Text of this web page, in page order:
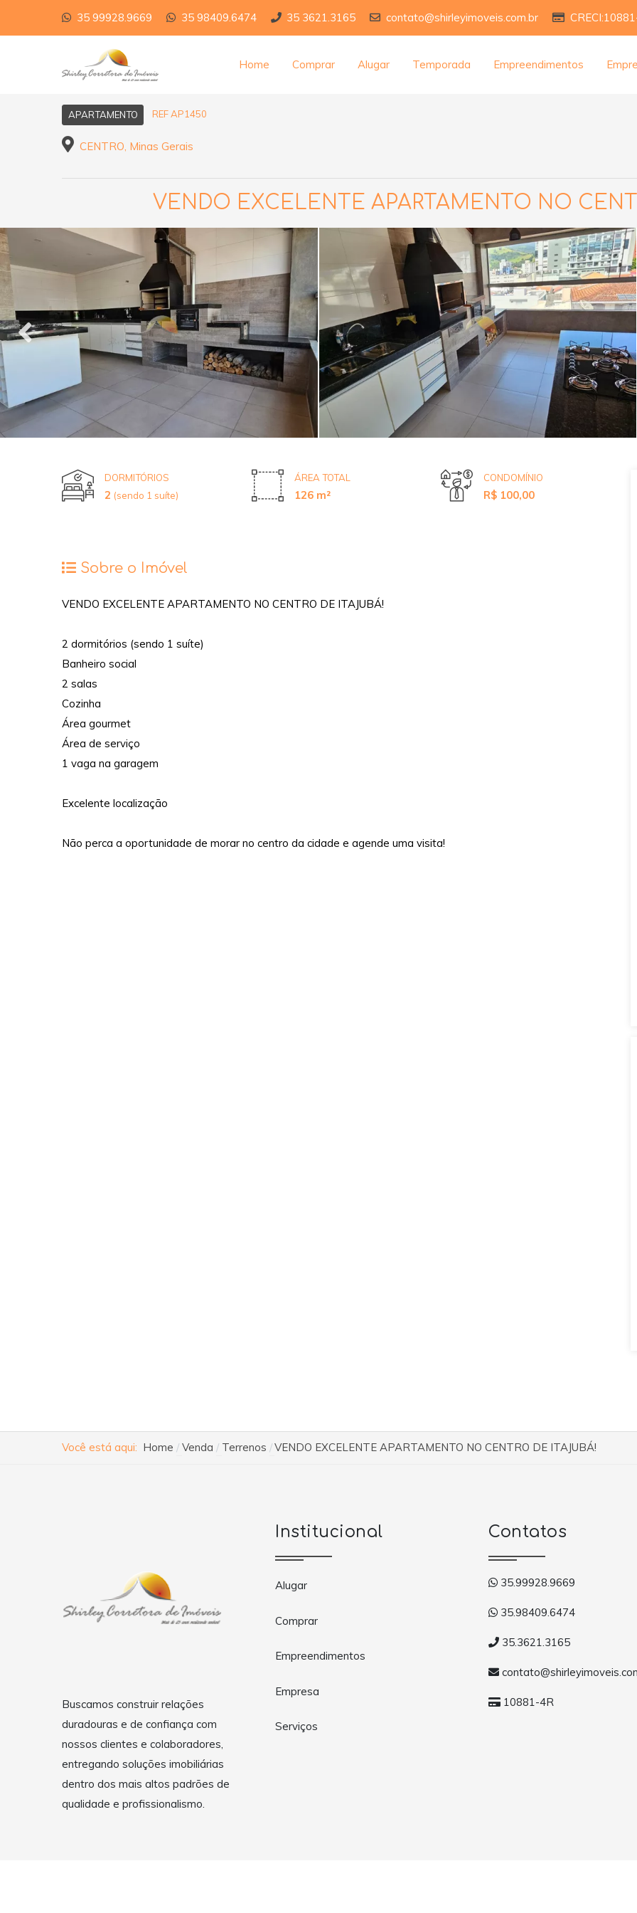
35 99928.9669 35 98409.6474 35 3621.3165 contato@shirleyimoveis.com.br
Home Comprar Alugar Temporada Empreendimentos
APARTAMENTO REF AP1450
CENTRO, Minas Gerais
VENDO EXCELENTE APARTAMENTO NO
DORMITÓRIOS
2 (sendo 1 suíte)
ÁREA TOTAL
126 m²
CONDOMÍNIO
R$ 100,00
Sobre o Imóvel
VENDO EXCELENTE APARTAMENTO NO CENTRO DE ITAJUBÁ!
2 dormitórios (sendo 1 suíte)
Banheiro social
2 salas
Cozinha
Área gourmet
Área de serviço
1 vaga na garagem
Excelente localização
Não perca a oportunidade de morar no centro da cidade e agende uma visita!
Você está aqui: Home Venda Terrenos VENDO EXCELENTE APARTAMENTO NO CENTRO DE ITAJUBÁ!
Buscamos construir relações
duradouras e de confiança com
nossos clientes e colaboradores,
entregando soluções imobiliárias
dentro dos mais altos padrões de
qualidade e profissionalismo.
Institucional
Alugar
Comprar
Empreendimentos
Empresa
Serviços
Contatos
35.99928.9669
35.98409.6474
35.3621.3165
10881-4R